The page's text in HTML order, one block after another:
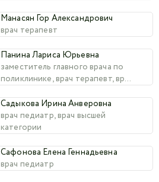
Манасян Гор Александрович
врач терапевт
Панина Лариса Юрьевна
заместитель главного врача по
поликлинике, врач терапевт, врач
Садыкова Ирина Анверовна
врач педиатр, врач высшей
категории
Сафонова Елена Геннадьевна
врач педиатр